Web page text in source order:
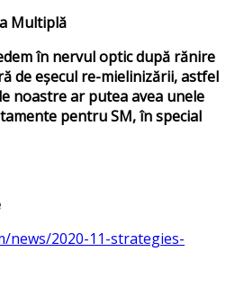
Multiplă
în nervul optic după rănire
de eșecul re-mielinizării, astfel
noastre ar putea avea unele
pentru SM, în special
news/2020-11-strategies-